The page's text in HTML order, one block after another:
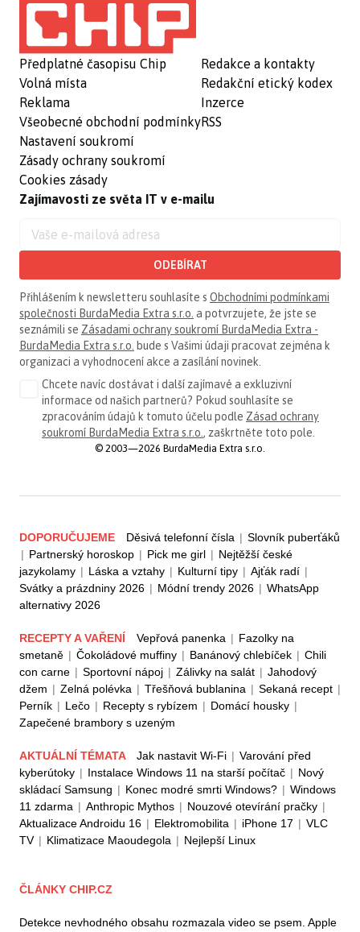
Předplatné časopisu Chip
Volná místa
Reklama
Všeobecné obchodní podmínky
Nastavení soukromí
Zásady ochrany soukromí
Cookies zásady
Redakce a kontakty
Redakční etický kodex
Inzerce
RSS
Zajímavosti ze světa IT v e-mailu
ODEBÍRAT
Přihlášením k newsletteru souhlasíte s Obchodními podmínkami
společnosti BurdaMedia Extra s.r.o. a potvrzujete, že jste se
seznámili se Zásadami ochrany soukromí BurdaMedia Extra -
BurdaMedia Extra s.r.o. bude s Vašimi údaji pracovat zejména k
organizaci a vyhodnocení akce a zasílání novinek.
Chcete navíc dostávat i další zajímavé a exkluzivní
informace od našich partnerů? Pokud souhlasíte se
zpracováním údajů k tomuto účelu podle Zásad ochrany
soukromí BurdaMedia Extra s.r.o., zaškrtněte toto pole.
© 2003—2026 BurdaMedia Extra s.r.o.
DOPORUČUJEME Děsivá telefonní čísla | Slovník puberťáků
| Partnerský horoskop | Pick me girl | Nejtěžší české
jazykolamy | Láska a vztahy | Kulturní tipy | Ajťák radí |
Svátky a prázdniny 2026 | Módní trendy 2026 | WhatsApp
alternativy 2026
RECEPTY A VAŘENÍ Vepřová panenka | Fazolky na
smetaně | Čokoládové muffiny | Banánový chlebíček | Chili
con carne | Sportovní nápoj | Zálivky na salát | Jahodový
džem | Zelná polévka | Třešňová bublanina | Sekaná recept |
Perník | Lečo | Recepty s rybízem | Domácí housky |
Zapečené brambory s uzeným
AKTUÁLNÍ TÉMATA Jak nastavit Wi-Fi | Varování před
kyberútoky | Instalace Windows 11 na starší počítač | Nový
skládací Samsung | Konec modré smrti Windows? | Windows
11 zdarma | Anthropic Mythos | Nouzové otevírání pračky |
Aktualizace Androidu 16 | Elektromobilita | iPhone 17 | VLC
TV | Klimatizace Maoudegola | Nejlepší Linux
ČLÁNKY CHIP.CZ
Detekce nevhodného obsahu rozmazala video se psem. Apple